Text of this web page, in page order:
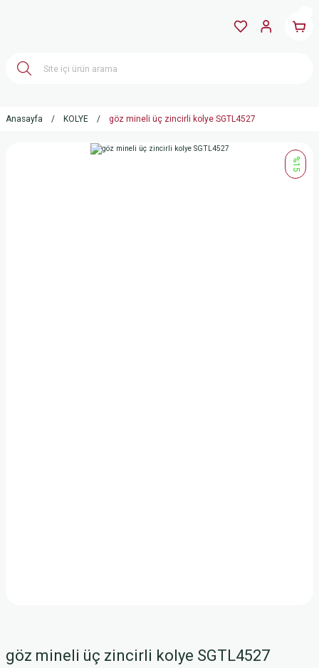
Anasayfa KOLYE göz mineli üç zincirli kolye SGTL4527
%15
göz mineli üç zincirli kolye SGTL4527